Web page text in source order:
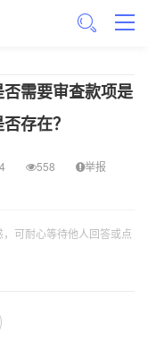
需要审查款项是
存在？
558 举报
可耐心等待他人回答或点